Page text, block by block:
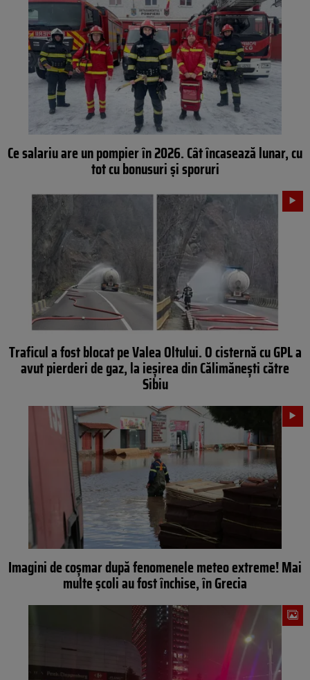
Ce salariu are un pompier în 2026. Cât încasează lunar, cu
tot cu bonusuri și sporuri
Traficul a fost blocat pe Valea Oltului. O cisternă cu GPL a
avut pierderi de gaz, la ieșirea din Călimănești către
Sibiu
Imagini de coșmar după fenomenele meteo extreme! Mai
multe școli au fost închise, în Grecia